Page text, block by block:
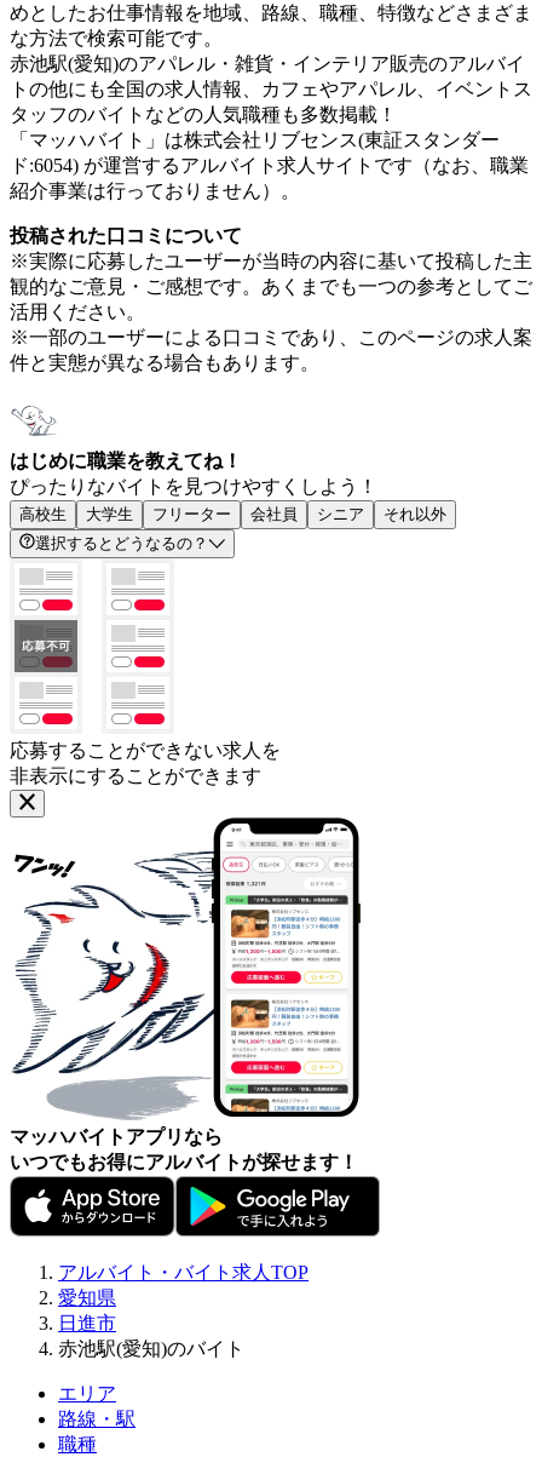
めとしたお仕事情報を地域、路線、職種、特徴などさまざま
な方法で検索可能です。
赤池駅(愛知)のアパレル・雑貨・インテリア販売のアルバイ
トの他にも全国の求人情報、カフェやアパレル、イベントス
タッフのバイトなどの人気職種も多数掲載！
「マッハバイト」は株式会社リブセンス(東証スタンダー
ド:6054) が運営するアルバイト求人サイトです（なお、職業
紹介事業は行っておりません）。
投稿された口コミについて
※実際に応募したユーザーが当時の内容に基いて投稿した主
観的なご意見・ご感想です。あくまでも一つの参考としてご
活用ください。
※一部のユーザーによる口コミであり、このページの求人案
件と実態が異なる場合もあります。
はじめに職業を教えてね！
ぴったりなバイトを見つけやすくしよう！
高校生 大学生 フリーター 会社員 シニア
それ以外
選択するとどうなるの？
応募することができない求人を
非表示にすることができます
マッハバイトアプリなら
いつでもお得にアルバイトが探せます！
アルバイト・バイト求人TOP
愛知県
日進市
赤池駅(愛知)のバイト
エリア
路線・駅
職種